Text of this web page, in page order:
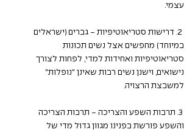
עצמי.
2. דרישות סטריאוטיפיות - גברים (ישראלים
במיוחד) מחפשים אצל נשים תכונות
סטריאוטיפיות ואחידות למדי, לפחות לצורך
נישואים, וישנן נשים רבות שאינן "נופלות"
למשבצת הרצויה.
3. תרבות השפע והצריכה - תרבות הצריכה
והשפע פורשת בפנינו מגוון גדול מדי של